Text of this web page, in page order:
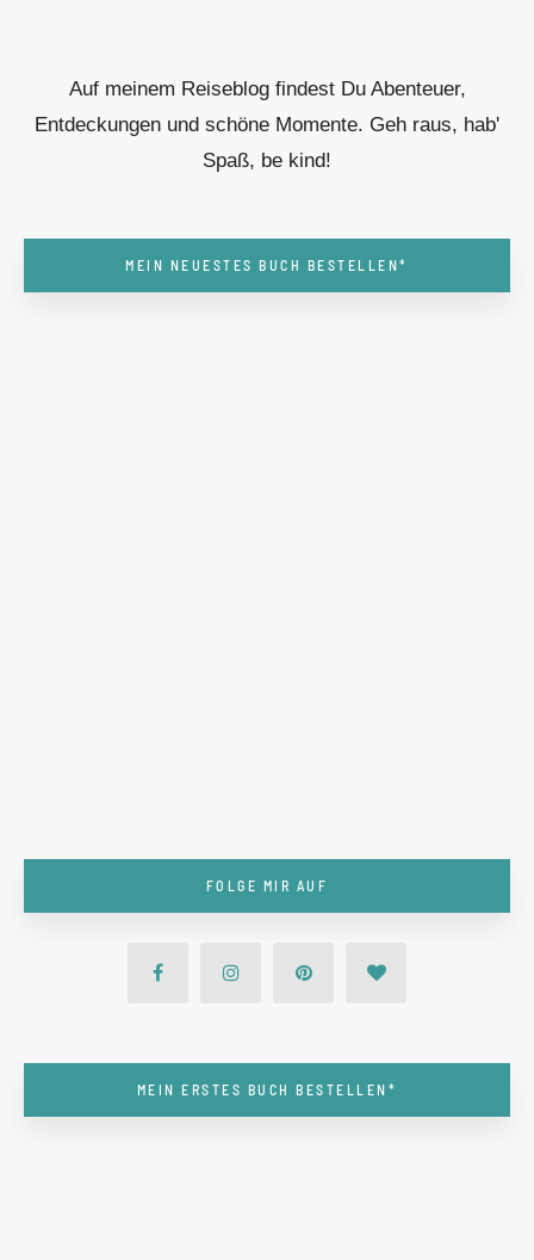
Auf meinem Reiseblog findest Du Abenteuer,
Entdeckungen und schöne Momente. Geh raus, hab'
Spaß, be kind!
MEIN NEUESTES BUCH BESTELLEN*
FOLGE MIR AUF
MEIN ERSTES BUCH BESTELLEN*